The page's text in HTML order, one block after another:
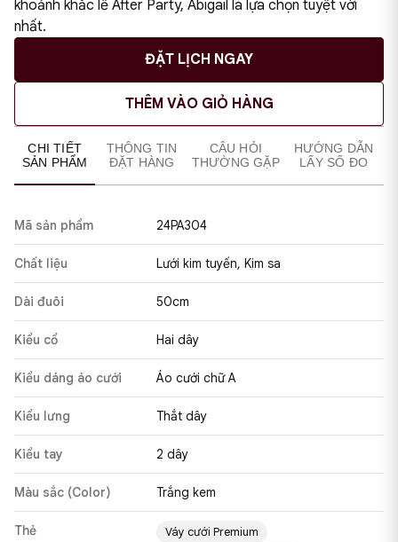
khoảnh khắc lễ After Party, Abigail là lựa chọn tuyệt vời
nhất.
ĐẶT LỊCH NGAY
THÊM VÀO GIỎ HÀNG
CHI TIẾT
SẢN PHẨM
THÔNG TIN
ĐẶT HÀNG
CÂU HỎI
THƯỜNG GẶP
HƯỚNG DẪN
LẤY SỐ ĐO
Mã sản phẩm 24PA304
Chất liệu Lưới kim tuyến, Kim sa
Dài đuôi 50cm
Kiểu cổ Hai dây
Kiểu dáng áo cưới Áo cưới chữ A
Kiểu lưng Thắt dây
Kiểu tay 2 dây
Màu sắc (Color) Trắng kem
Thẻ
Váy cưới Premium